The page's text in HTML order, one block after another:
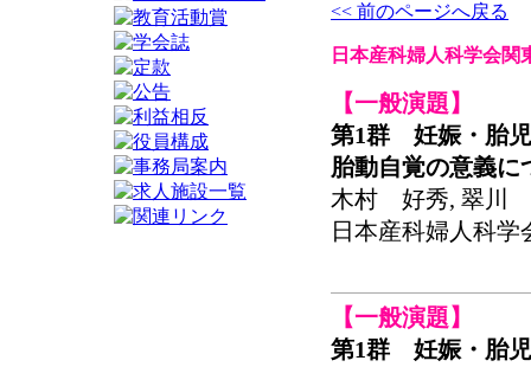
<< 前のページへ戻る
日本産科婦人科学会
【一般演題】
第1群 妊娠・胎
胎動自覚の意義に
木村 好秀, 翠川
日本産科婦人科学
【一般演題】
第1群 妊娠・胎